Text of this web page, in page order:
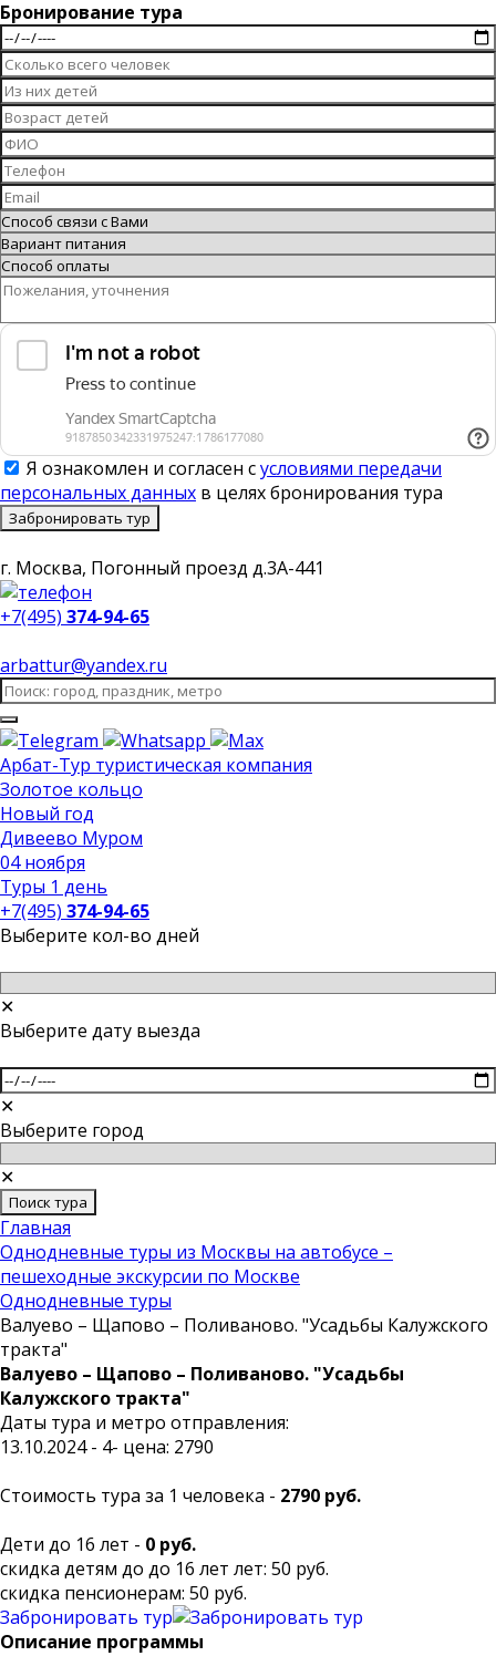
Бронирование тура
Я ознакомлен и согласен сусловиями передачи
персональных данных в целях бронирования тура
Забронировать тур
г. Москва, Погонный проезд д.3А-441
+7(495) 374-94-65
arbattur@yandex.ru
Арбат-Тур туристическая компания
Золотое кольцо
Новый год
Дивеево Муром
04 ноября
Туры 1 день
+7(495) 374-94-65
Выберите кол-во дней
✕
Выберите дату выезда
✕
Выберите город
✕
Поиск тура
Главная
Однодневные туры из Москвы на автобусе –
пешеходные экскурсии по Москве
Однодневные туры
Валуево – Щапово – Поливаново. "Усадьбы Калужского
тракта"
Валуево – Щапово – Поливаново. "Усадьбы
Калужского тракта"
Даты тура и метро отправления:
13.10.2024 - 4- цена: 2790
Стоимость тура за 1 человека - 2790 руб.
Дети до 16 лет - 0 руб.
скидка детям до до 16 лет лет: 50 руб.
скидка пенсионерам: 50 руб.
Забронировать тур
Описание программы